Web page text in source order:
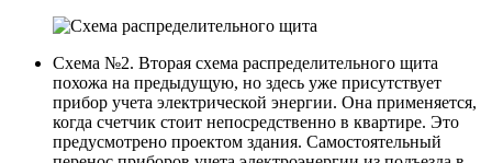
Схема №2. Вторая схема распределительного щита
похожа на предыдущую, но здесь уже присутствует
прибор учета электрической энергии. Она применяется,
когда счетчик стоит непосредственно в квартире. Это
предусмотрено проектом здания. Самостоятельный